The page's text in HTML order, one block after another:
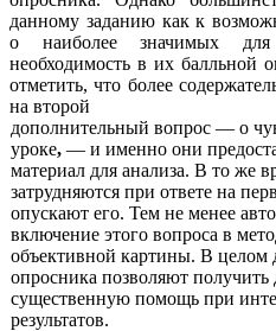
данному заданию как к
о наиболее значимых
необходимость в их балльной
отметить, что более
на второй
дополнительный вопрос — о
уроке,— и именно они
материал для анализа. В то же
затрудняются при ответе на
опускают его. Тем не менее
включение этого вопроса в
объективной картины. В целом
опросника позволяют
существенную помощь при
результатов.